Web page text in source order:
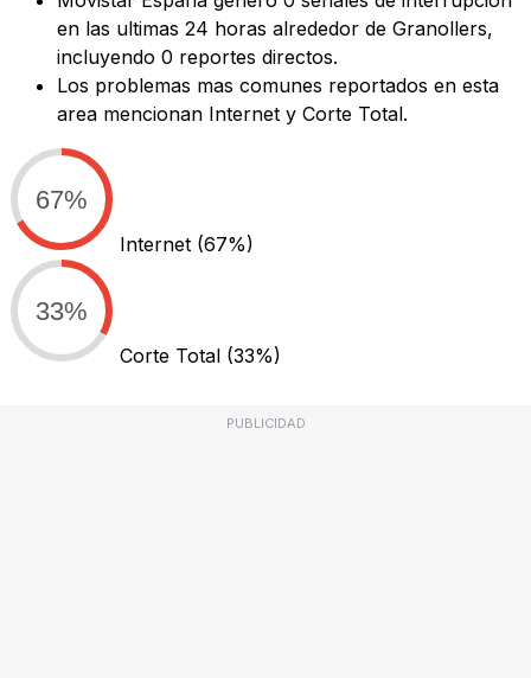
en las ultimas 24 horas alrededor de Granollers,
incluyendo 0 reportes directos.
Los problemas mas comunes reportados en esta
area mencionan Internet y Corte Total.
67%
Internet (67%)
33%
Corte Total (33%)
PUBLICIDAD